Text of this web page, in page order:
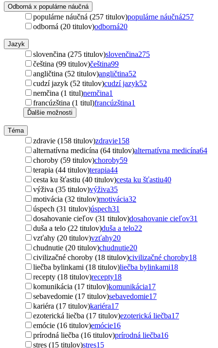
Odborná x populárne náučná
populárne náučná (257 titulov)populárne náučná257
odborná (20 titulov)odborná20
Jazyk
slovenčina (275 titulov)slovenčina275
čeština (99 titulov)čeština99
angličtina (52 titulov)angličtina52
cudzí jazyk (52 titulov)cudzí jazyk52
nemčina (1 titul)nemčina1
francúzština (1 titul)francúzština1
Ďalšie možnosti
Téma
zdravie (158 titulov)zdravie158
alternatívna medicína (64 titulov)alternatívna medicína64
choroby (59 titulov)choroby59
terapia (44 titulov)terapia44
cesta ku šťastiu (40 titulov)cesta ku šťastiu40
výživa (35 titulov)výživa35
motivácia (32 titulov)motivácia32
úspech (31 titulov)úspech31
dosahovanie cieľov (31 titulov)dosahovanie cieľov31
duša a telo (22 titulov)duša a telo22
vzťahy (20 titulov)vzťahy20
chudnutie (20 titulov)chudnutie20
civilizačné choroby (18 titulov)civilizačné choroby18
liečba bylinkami (18 titulov)liečba bylinkami18
recepty (18 titulov)recepty18
komunikácia (17 titulov)komunikácia17
sebavedomie (17 titulov)sebavedomie17
kariéra (17 titulov)kariéra17
ezoterická liečba (17 titulov)ezoterická liečba17
emócie (16 titulov)emócie16
prírodná liečba (16 titulov)prírodná liečba16
stres (15 titulov)stres15